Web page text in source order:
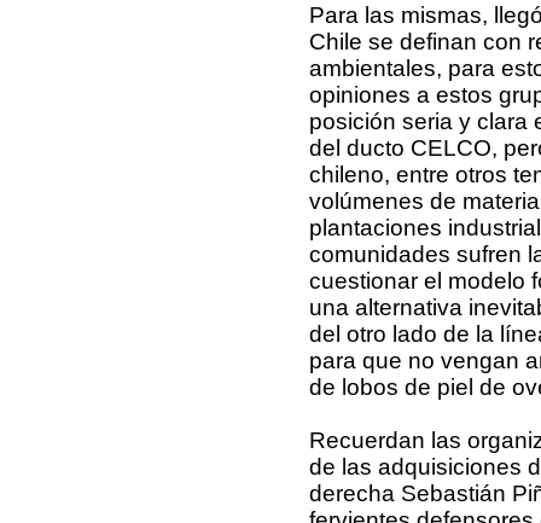
Para las mismas,
Chile se definan con
ambientales, para
opiniones a estos
posición seria y clara
del ducto CELCO,
chileno, entre otros
volúmenes de
plantaciones
comunidades sufren
cuestionar el modelo
una alternativa
del otro lado de la
para que no vengan
de lobos de piel de
Recuerdan las
de las adquisiciones
derecha Sebastián